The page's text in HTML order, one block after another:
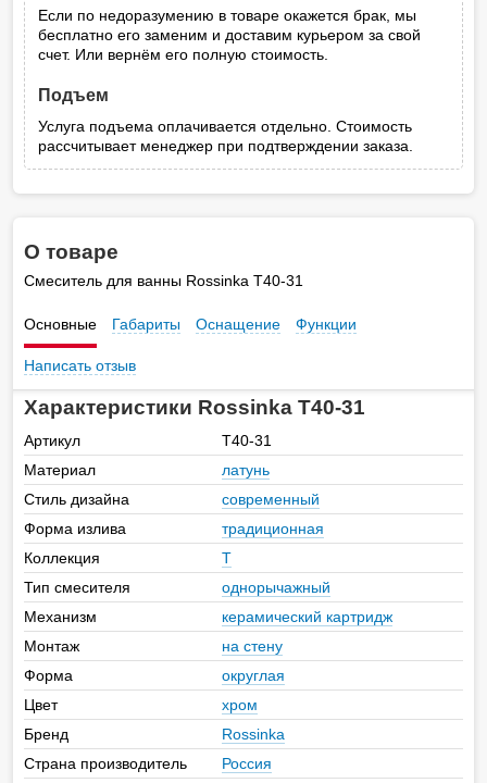
Если по недоразумению в товаре окажется брак, мы
бесплатно его заменим и доставим курьером за свой
счет. Или вернём его полную стоимость.
Подъем
Услуга подъема оплачивается отдельно. Стоимость
рассчитывает менеджер при подтверждении заказа.
О товаре
Смеситель для ванны Rossinka T40-31
Основные Габариты Оснащение Функции
Написать отзыв
Характеристики Rossinka T40-31
Артикул
T40-31
Материал
латунь
Стиль дизайна
современный
Форма излива
традиционная
Коллекция
T
Тип смесителя
однорычажный
Механизм
керамический картридж
Монтаж
на стену
Форма
округлая
Цвет
хром
Бренд
Rossinka
Страна производитель
Россия